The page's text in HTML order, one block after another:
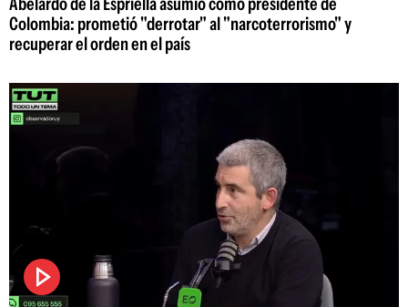
Colombia: prometió "derrotar" al "narcoterrorismo" y
recuperar el orden en el país